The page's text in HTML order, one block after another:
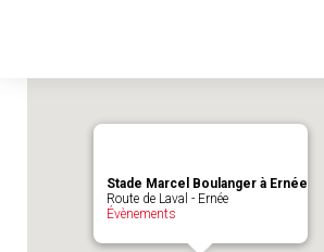
Stade Marcel Boulanger à Ernée
Route de Laval - Ernée
Évènements